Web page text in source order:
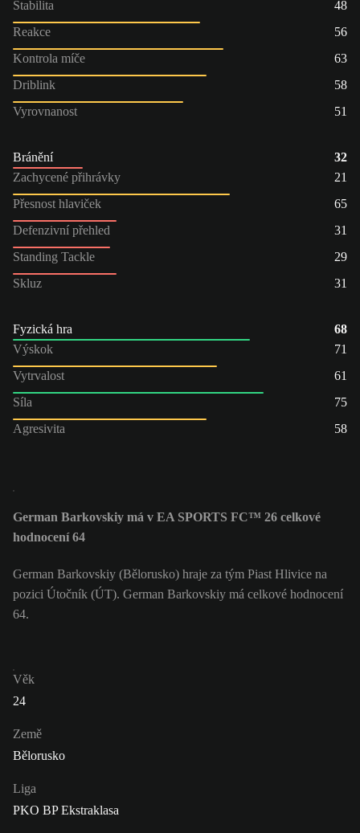
Stabilita
48
Reakce
56
Kontrola míče
63
Driblink
58
Vyrovnanost
51
Bránění
32
Zachycené přihrávky
21
Přesnost hlaviček
65
Defenzivní přehled
31
Standing Tackle
29
Skluz
31
Fyzická hra
68
Výskok
71
Vytrvalost
61
Síla
75
Agresivita
58
German Barkovskiy má v EA SPORTS FC™ 26 celkové
hodnocení 64
German Barkovskiy (Bělorusko) hraje za tým Piast Hlivice na
pozici Útočník (ÚT). German Barkovskiy má celkové hodnocení
64.
Věk
24
Země
Bělorusko
Liga
PKO BP Ekstraklasa